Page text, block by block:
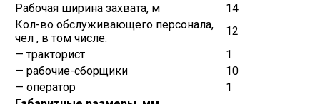
Рабочая ширина захвата, м
14
Кол-во обслуживающего персонала,
чел , в том числе:
12
— тракторист
1
— рабочие-сборщики
10
— оператор
1